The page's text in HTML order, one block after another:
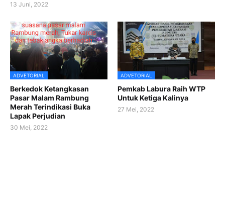
13 Juni, 2022
ADVETORIAL
Berkedok Ketangkasan
Pasar Malam Rambung
Merah Terindikasi Buka
Lapak Perjudian
30 Mei, 2022
ADVETORIAL
Pemkab Labura Raih WTP
Untuk Ketiga Kalinya
27 Mei, 2022